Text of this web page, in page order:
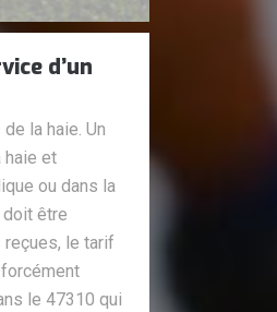
d’un
la haie. Un
haie et
ou dans la
être
le tarif
le 47310 qui